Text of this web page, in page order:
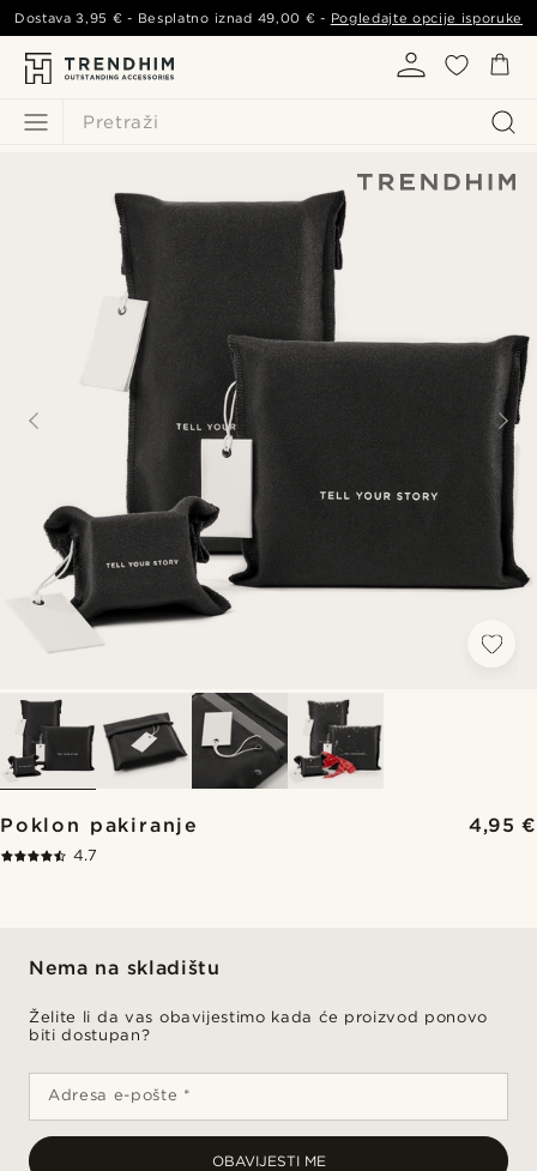
Pretraži
Dostava3,95 € - Besplatno iznad 49,00 € - Pogledajte opcije isporuke
Poklon pakiranje 4,95 €
4.7
Nema na skladištu
Želite li da vas obavijestimo kada će proizvod ponovo
biti dostupan?
Adresa e-pošte *
OBAVIJESTI ME